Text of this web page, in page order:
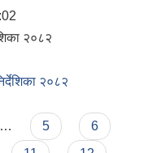
२०८२
२०८२
… 5
6